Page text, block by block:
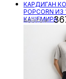
КАРДИГАН
POPCORN ИЗ
КАШЕМИРА
48970